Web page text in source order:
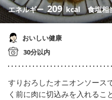
エネルギー 209 kcal 食塩相
おいしい健康
30分以内
すりおろしたオニオンソース
く前に肉に切込みを入れるこ